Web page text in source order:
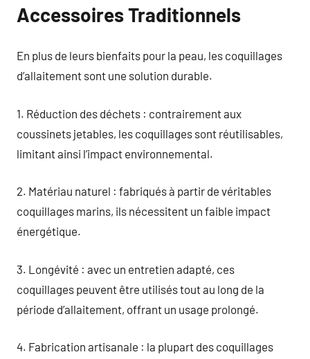
Accessoires Traditionnels
En plus de leurs bienfaits pour la peau, les coquillages
d’allaitement sont une solution durable.
1. Réduction des déchets : contrairement aux
coussinets jetables, les coquillages sont réutilisables,
limitant ainsi l’impact environnemental.
2. Matériau naturel : fabriqués à partir de véritables
coquillages marins, ils nécessitent un faible impact
énergétique.
3. Longévité : avec un entretien adapté, ces
coquillages peuvent être utilisés tout au long de la
période d’allaitement, offrant un usage prolongé.
4. Fabrication artisanale : la plupart des coquillages